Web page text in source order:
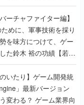
回】
ーチャファイター編】
ために、軍事技術を採り
を味方につけて、ゲー
た鈴木 裕の功績【若ゲ
いたり】ゲーム開発統
」最新バージョン
変わる？ ゲーム業界向